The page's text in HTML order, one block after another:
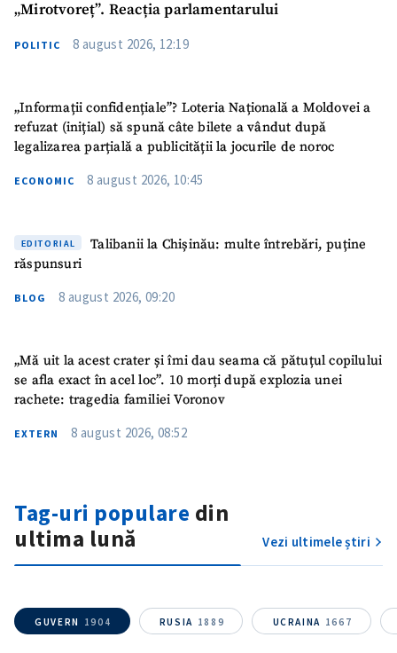
„Mirotvoreț”. Reacția parlamentarului
POLITIC 8 august 2026, 12:19
„Informații confidențiale”? Loteria Națională a Moldovei a
refuzat (inițial) să spună câte bilete a vândut după
legalizarea parțială a publicității la jocurile de noroc
ECONOMIC 8 august 2026, 10:45
EDITORIAL
Talibanii la Chișinău: multe întrebări, puține
răspunsuri
BLOG 8 august 2026, 09:20
„Mă uit la acest crater și îmi dau seama că pătuțul copilului
se afla exact în acel loc”. 10 morți după explozia unei
rachete: tragedia familiei Voronov
EXTERN 8 august 2026, 08:52
Tag-uri populare din
ultima lună
Vezi ultimele știri
GUVERN 1904 RUSIA 1889 UCRAINA 1667